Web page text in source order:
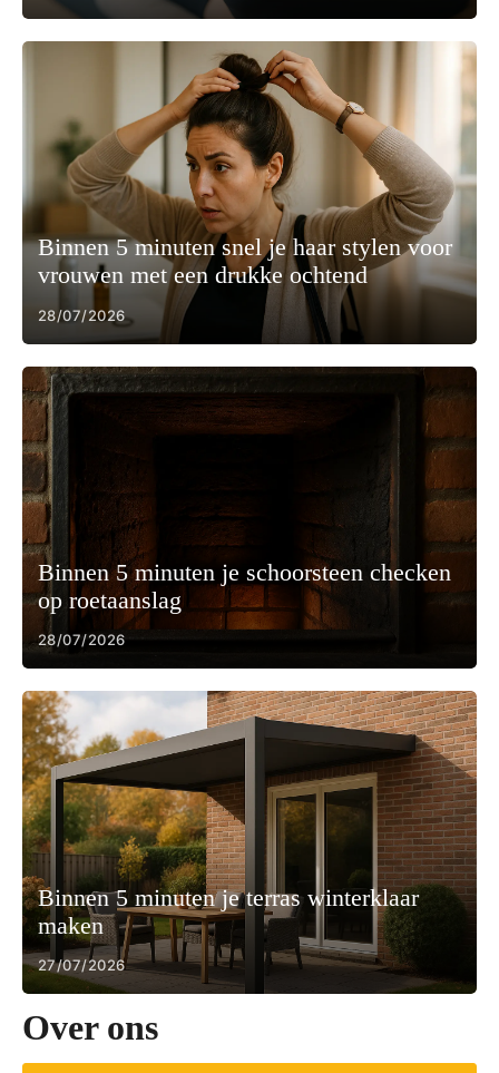
Binnen 5 minuten snel je haar stylen voor
vrouwen met een drukke ochtend
28/07/2026
Binnen 5 minuten je schoorsteen checken
op roetaanslag
28/07/2026
Binnen 5 minuten je terras winterklaar
maken
27/07/2026
Over ons